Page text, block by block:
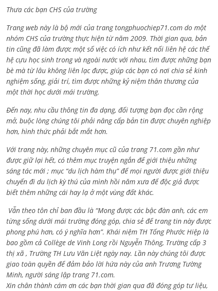
Thưa các bạn CHS của trường
Trang web này là bộ mới của trang tongphuochiep71.com do một
nhóm CHS của trường thực hiện từ năm 2009. Thời gian qua, bản
tin cũng đã làm được một số việc có ích như kết nối liên hệ các thế
hệ cựu học sinh trong và ngoài nước với nhau, tìm được những bạn
bè mà từ lâu không liên lạc được, giúp các bạn có nơi chia sẻ kinh
nghiệm sống, giải trí, tìm được những kỷ niệm thân thương của
một thời học dưới mái trường.
Đến nay, nhu cầu thông tin đa dạng, đối tượng bạn đọc cần rộng
mở, buộc lòng chúng tôi phải nâng cấp bản tin được chuyên nghiệp
hơn, hình thức phải bắt mắt hơn.
Với trang này, những chuyên mục cũ của trang 71.com gần như
được giữ lại hết, có thêm mục truyện ngắn để giới thiệu những
sáng tác mới ; mục “du lịch hàm thụ” để mọi người được giới thiệu
chuyến đi du lịch kỳ thú của mình hồi năm xưa để độc giả được
biết thêm những cái hay lạ ở một vùng đất khác.
Vẫn theo tôn chỉ ban đầu là “Mong được các bậc đàn anh, các em
từng sống dưới mái trường đóng góp, chia sẻ để trang tin này được
phong phú hơn, có ý nghĩa hơn”. Khái niệm TH Tống Phước Hiệp là
bao gồm cả Collège de Vinh Long rồi Nguyễn Thông, Trường cấp 3
thị xã , Trường TH Lưu Văn Liệt ngày nay. Lần này chúng tôi được
giao toàn quyền để đảm bảo lời hứa này của anh Trương Tường
Minh, người sáng lập trang 71.com.
Xin chân thành cám ơn các bạn thời gian qua đã đóng góp tư liệu,